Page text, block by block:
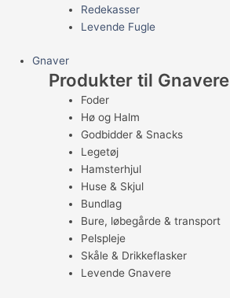
Redekasser
Levende Fugle
Gnaver
Produkter til Gnavere
Foder
Hø og Halm
Godbidder & Snacks
Legetøj
Hamsterhjul
Huse & Skjul
Bundlag
Bure, løbegårde & transport
Pelspleje
Skåle & Drikkeflasker
Levende Gnavere